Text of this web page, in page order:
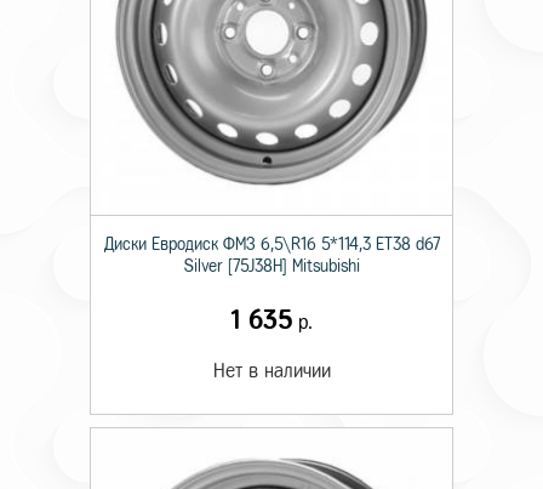
Диски Евродиск ФМЗ 6,5\R16 5*114,3 ET38 d67
Silver [75J38H] Mitsubishi
1 635 р.
Нет в наличии